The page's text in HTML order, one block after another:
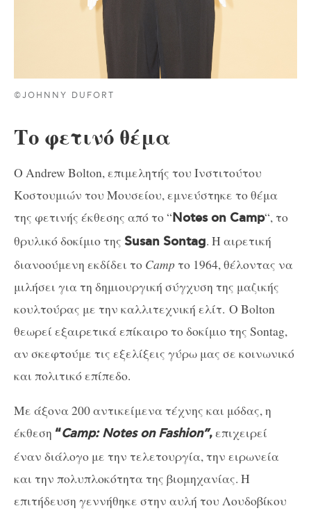
©JOHNNY DUFORT
Το φετινό θέμα
Ο Andrew Bolton, επιμελητής του Ινστιτούτου
Κοστουμιών του Μουσείου, εμνεύστηκε το θέμα
της φετινής έκθεσης από το “Notes on Camp“, το
θρυλικό δοκίμιο της Susan Sontag. Η αιρετική
διανοούμενη εκδίδει το Campτο 1964, θέλοντας να
μιλήσει για τη δημιουργική σύγχυση της μαζικής
κουλτούρας με την καλλιτεχνική ελίτ. Ο Bolton
θεωρεί εξαιρετικά επίκαιρο το δοκίμιο της Sontag,
αν σκεφτούμε τις εξελίξεις γύρω μας σε κοινωνικό
και πολιτικό επίπεδο.
Με άξονα 200 αντικείμενα τέχνης και μόδας, η
έκθεση “Camp: Notes on Fashion”,επιχειρεί
έναν διάλογο με την τελετουργία, την ειρωνεία
και την πολυπλοκότητα της βιομηχανίας. Η
επιτήδευση γεννήθηκε στην αυλή του Λουδοβίκου